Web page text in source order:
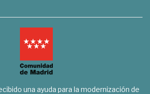
una ayuda para la modernización de